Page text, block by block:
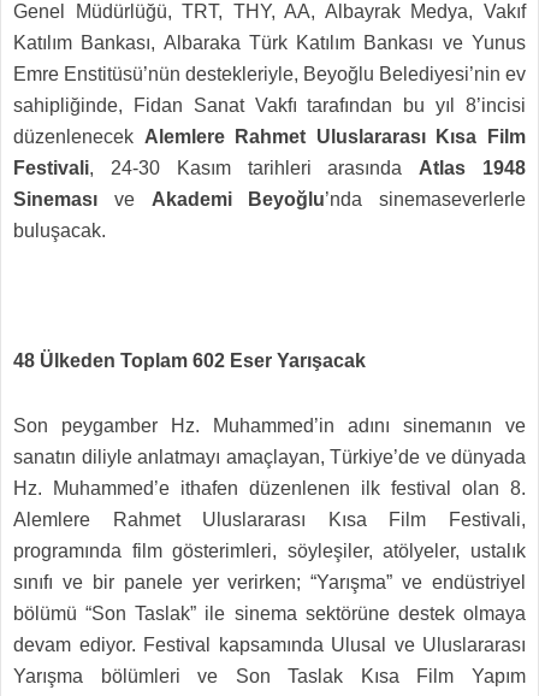
Genel Müdürlüğü, TRT, THY, AA, Albayrak Medya, Vakıf
Katılım Bankası, Albaraka Türk Katılım Bankası ve Yunus
Emre Enstitüsü’nün destekleriyle, Beyoğlu Belediyesi’nin ev
sahipliğinde, Fidan Sanat Vakfı tarafından bu yıl 8’incisi
düzenlenecek Alemlere Rahmet Uluslararası Kısa Film
Festivali, 24-30 Kasım tarihleri arasında Atlas 1948
Sineması ve Akademi Beyoğlu’nda sinemaseverlerle
buluşacak.
48 Ülkeden Toplam 602 Eser Yarışacak
Son peygamber Hz. Muhammed’in adını sinemanın ve
sanatın diliyle anlatmayı amaçlayan, Türkiye’de ve dünyada
Hz. Muhammed’e ithafen düzenlenen ilk festival olan 8.
Alemlere Rahmet Uluslararası Kısa Film Festivali,
programında film gösterimleri, söyleşiler, atölyeler, ustalık
sınıfı ve bir panele yer verirken; “Yarışma” ve endüstriyel
bölümü “Son Taslak” ile sinema sektörüne destek olmaya
devam ediyor. Festival kapsamında Ulusal ve Uluslararası
Yarışma bölümleri ve Son Taslak Kısa Film Yapım